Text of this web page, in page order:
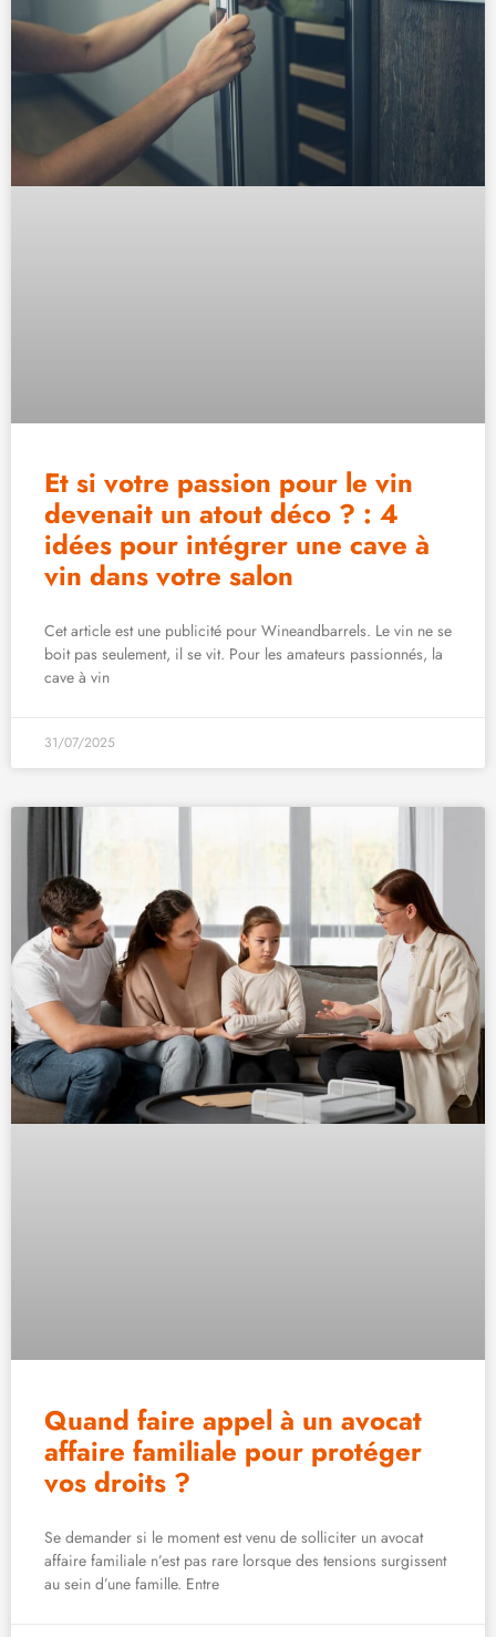
Et si votre passion pour le vin
devenait un atout déco ? : 4
idées pour intégrer une cave à
vin dans votre salon
Cet article est une publicité pour Wineandbarrels. Le vin ne se
boit pas seulement, il se vit. Pour les amateurs passionnés, la
cave à vin
31/07/2025
Quand faire appel à un avocat
affaire familiale pour protéger
vos droits ?
Se demander si le moment est venu de solliciter un avocat
affaire familiale n’est pas rare lorsque des tensions surgissent
au sein d’une famille. Entre